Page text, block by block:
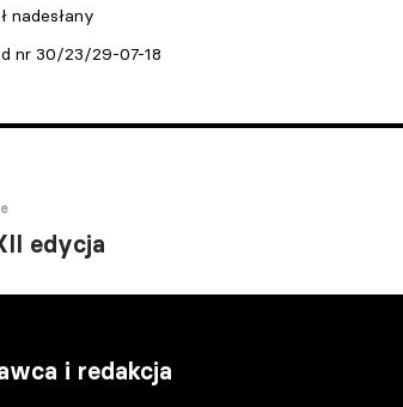
nadesłany
nr 30/23/29-07-18
edycja
i redakcja